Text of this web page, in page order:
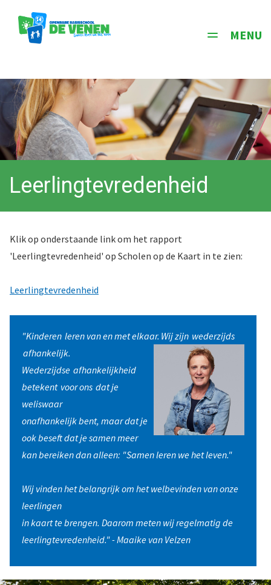
Toggle
MENU
Leerlingtevredenheid
Klik op onderstaande link om het rapport
'Leerlingtevredenheid' op Scholen op de Kaart in te zien:
Leerlingtevredenheid
"Kinderen leren van en met elkaar. Wij zijn wederzijds
afhankelijk.
Wederzijdse afhankelijkheid
betekent voor ons dat je
weliswaar
onafhankelijk bent, maar dat je
ook beseft dat je samen meer
kan bereiken dan alleen: "Samen leren we het leven."
Wij vinden het belangrijk om het welbevinden van onze
leerlingen
in kaart te brengen. Daarom meten wij regelmatig de
leerlingtevredenheid." - Maaike van Velzen